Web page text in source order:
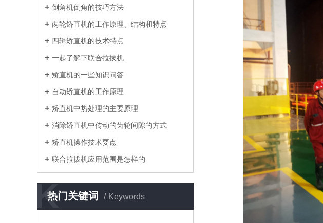
倒角机倒角的技巧方法
两轮矫直机的工作原理、结构和特点
四辑矫直机的技术特点
一起了解下联合拉拔机
矫直机的一些知识问答
自动矫直机的工作原理
矫直机中热处理的主要原理
消除矫直机中传动的齿轮间隙的方式
矫直机操作技术要点
联合拉拔机应用范围是怎样的
热门关键词 Keywords
K